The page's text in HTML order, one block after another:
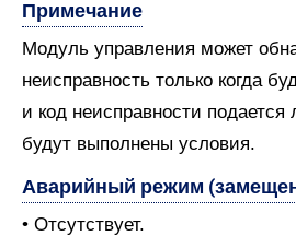
Примечание
Модуль управления может
неисправность только когда
и код неисправности подается
будут выполнены условия.
Аварийный режим
• Отсутствует.